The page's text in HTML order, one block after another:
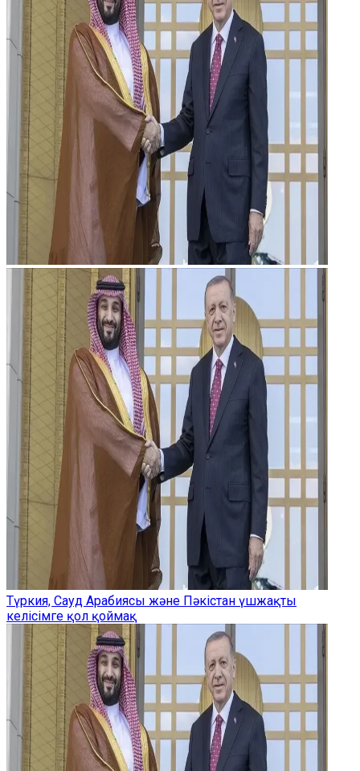
Түркия, Сауд Арабиясы және Пәкістан үшжақты
келісімге қол қоймақ